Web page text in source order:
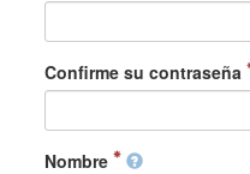
Confirme su contraseña
Nombre